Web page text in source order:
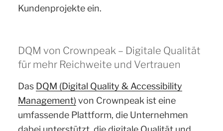
Kundenprojekte ein.
DQM von Crownpeak – Digitale Qualität
für mehr Reichweite und Vertrauen
Das DQM (Digital Quality & Accessibility
Management) von Crownpeak ist eine
umfassende Plattform, die Unternehmen